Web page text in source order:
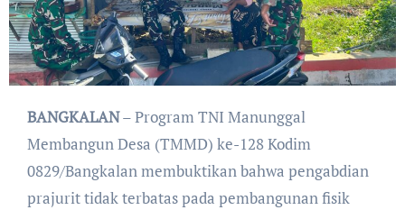
BANGKALAN– Program TNI Manunggal
Membangun Desa (TMMD) ke-128 Kodim
0829/Bangkalan membuktikan bahwa pengabdian
prajurit tidak terbatas pada pembangunan fisik